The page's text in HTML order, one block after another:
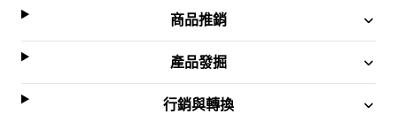
商品推銷
產品發掘
行銷與轉換